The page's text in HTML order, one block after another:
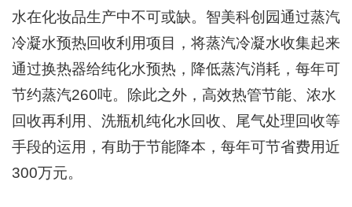
水在化妆品生产中不可或缺。智美科创园通过蒸汽
冷凝水预热回收利用项目，将蒸汽冷凝水收集起来
通过换热器给纯化水预热，降低蒸汽消耗，每年可
节约蒸汽260吨。除此之外，高效热管节能、浓水
回收再利用、洗瓶机纯化水回收、尾气处理回收等
手段的运用，有助于节能降本，每年可节省费用近
300万元。